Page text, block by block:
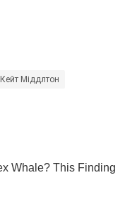
Кейт Міддлтон